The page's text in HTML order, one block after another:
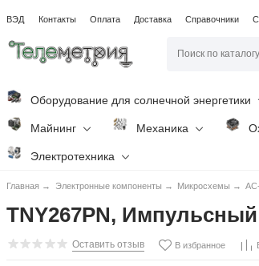
ВЭД Контакты Оплата Доставка Справочники
Оборудование для солнечной энергетики
Майнинг Механика
Электротехника
Главная → Электронные компоненты → Микросхемы →
TNY267PN,
Оставить отзыв В избранное